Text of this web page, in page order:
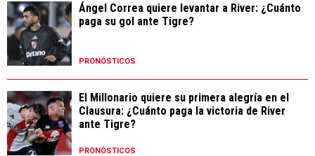
Ángel Correa quiere levantar a River: ¿Cuánto
paga su gol ante Tigre?
PRONÓSTICOS
El Millonario quiere su primera alegría en el
Clausura: ¿Cuánto paga la victoria de River
ante Tigre?
PRONÓSTICOS